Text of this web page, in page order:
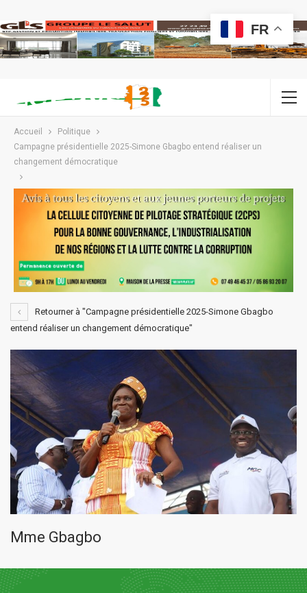
Accueil
Politique
Campagne présidentielle 2025-Simone Gbagbo entend réaliser un
changement démocratique
Retourner à "Campagne présidentielle 2025-Simone Gbagbo
entend réaliser un changement démocratique"
Mme Gbagbo
FR